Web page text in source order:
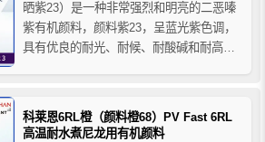
晒紫23）是一种非常强烈和明亮的二恶嗪
紫有机颜料，颜料紫23，呈蓝光紫色调，
具有优良的耐光、耐候、耐酸碱和耐高温
蓝色调，适用于PO、PVC、橡胶、PS、
聚氨酯、PP纤维及PAN纤维等塑料...
科莱恩6RL橙（颜料橙68）PV Fast 6RL
高温耐水煮尼龙用有机颜料